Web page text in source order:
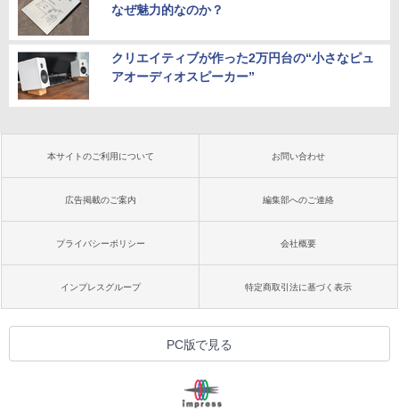
なぜ魅力的なのか？
クリエイティブが作った2万円台の“小さなピュ
アオーディオスピーカー”
本サイトのご利用について お問い合わせ
広告掲載のご案内 編集部へのご連絡
プライバシーポリシー 会社概要
インプレスグループ 特定商取引法に基づく表示
PC版で見る